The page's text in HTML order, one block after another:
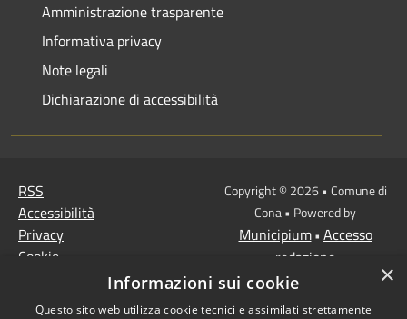
Amministrazione trasparente
Informativa privacy
Note legali
Dichiarazione di accessibilità
RSS
Accessibilità
Privacy
Cookie
MISSIONE 2 Rivoluzione
Copyright © 2026 • Comune di
Cona • Powered by
Municipium• Accesso
redazione
×
Informazioni sui cookie
Questo sito web utilizza cookie tecnici e assimilati strettamente